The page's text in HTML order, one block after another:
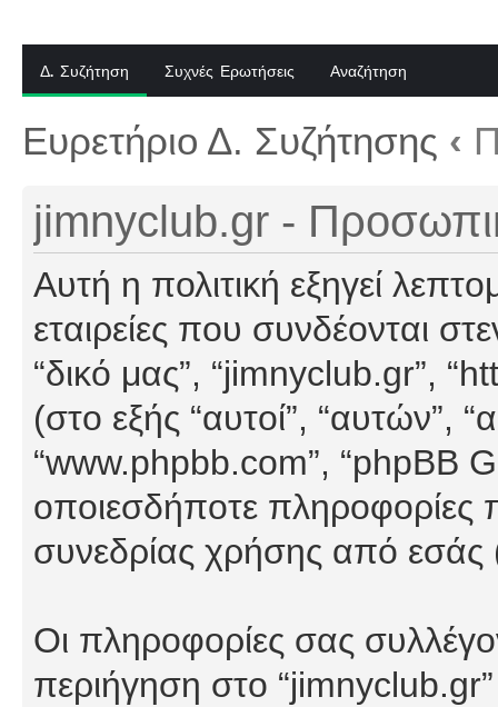
Δ. Συζήτηση Συχνές Ερωτήσεις Αναζήτηση
Ευρετήριο Δ. Συζήτησης ‹
jimnyclub.gr -
Αυτή η πολιτική εξηγεί
εταιρείες που συνδέονται
“δικό μας”, “jimnyclub.gr”,
(στο εξής “αυτοί”, “αυτών”,
“www.phpbb.com”, “phpBB
οποιεσδήποτε πληροφορίες
συνεδρίας χρήσης από εσάς
Οι πληροφορίες σας
περιήγηση στο